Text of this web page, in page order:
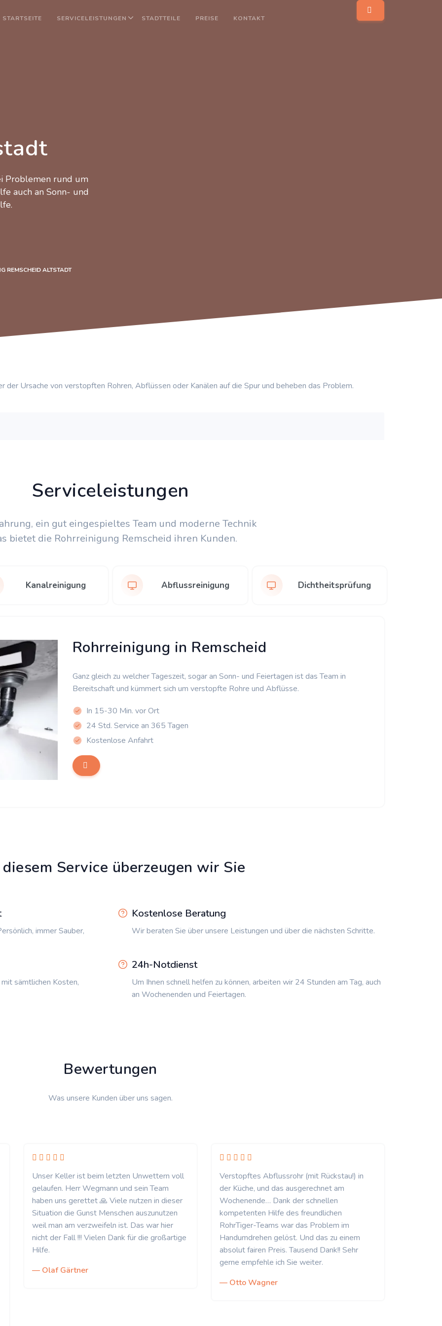
STARTSEITE SERVICELEISTUNGEN STADTTEILE PREISE KONTAKT
Problemen rund um
auch an Sonn- und
REMSCHEID ALTSTADT
Ursache von verstopften Rohren, Abflüssen oder Kanälen auf die Spur und beheben das Problem.
Serviceleistungen
ein gut eingespieltes Team und moderne Technik
bietet die Rohrreinigung Remscheid ihren Kunden.
Kanalreinigung Abflussreinigung Dichtheitsprüfung
Rohrreinigung in Remscheid
Ganz gleich zu welcher Tageszeit, sogar an Sonn- und Feiertagen ist das Team in
Bereitschaft und kümmert sich um verstopfte Rohre und Abflüsse.
In 15-30 Min. vor Ort
24 Std. Service an 365 Tagen
Kostenlose Anfahrt
Service überzeugen wir Sie
immer Sauber,
Kostenlose Beratung
Wir beraten Sie über unsere Leistungen und über die nächsten Schritte.
sämtlichen Kosten,
24h-Notdienst
Um Ihnen schnell helfen zu können, arbeiten wir 24 Stunden am Tag, auch
an Wochenenden und Feiertagen.
Bewertungen
Was unsere Kunden über uns sagen.
Unser Keller ist beim letzten Unwettern voll
gelaufen. Herr Wegmann und sein Team
haben uns gerettet 🙏 Viele nutzen in dieser
Situation die Gunst Menschen auszunutzen
weil man am verzweifeln ist. Das war hier
nicht der Fall !!! Vielen Dank für die großartige
Hilfe.
— Olaf Gärtner
Verstopftes Abflussrohr (mit Rückstau!) in
der Küche, und das ausgerechnet am
Wochenende… Dank der schnellen
kompetenten Hilfe des freundlichen
RohrTiger-Teams war das Problem im
Handumdrehen gelöst. Und das zu einem
absolut fairen Preis. Tausend Dank!! Sehr
gerne empfehle ich Sie weiter.
— Otto Wagner